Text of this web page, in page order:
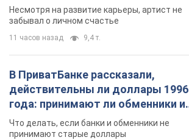
Несмотря на развитие карьеры, артист не
забывал о личном счастье
11 часов назад 9,4 т.
В ПриватБанке рассказали,
действительны ли доллары 1996
года: принимают ли обменники и
банки такие купюры
Что делать, если банки и обменники не
принимают старые доллары